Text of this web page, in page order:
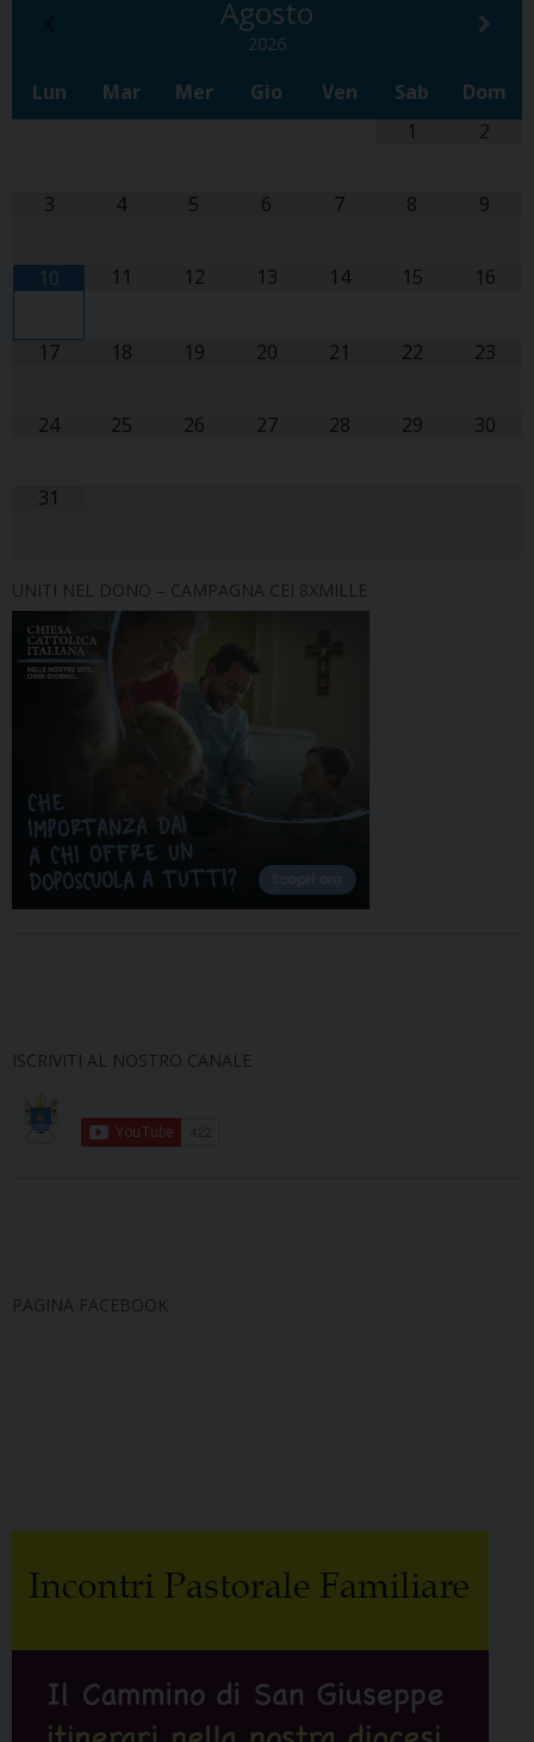
Agosto
2026
Lun Mar Mer Gio Ven Sab
Dom
1
2
3 4 5 6 7 8 9
10 11 12 13 14 15 16
17 18 19 20 21 22 23
24 25 26 27 28 29 30
31
UNITI NEL DONO – CAMPAGNA CEI 8XMILLE
ISCRIVITI AL NOSTRO CANALE
PAGINA FACEBOOK